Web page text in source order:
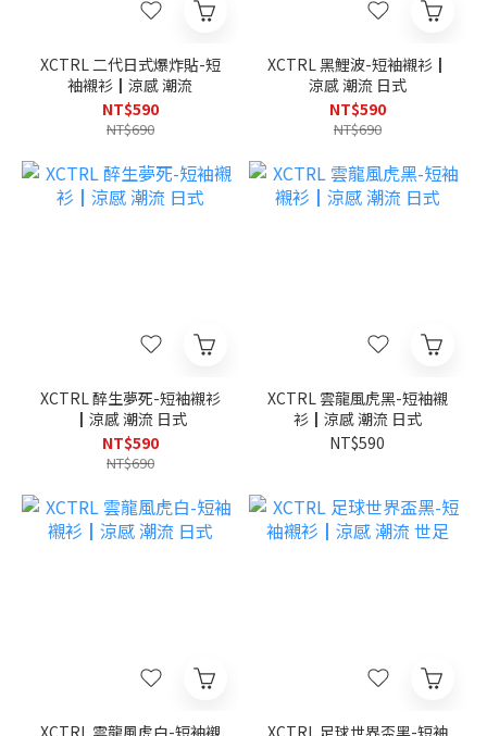
XCTRL 二代日式爆炸貼-短
袖襯衫┃涼感 潮流
NT$590
NT$690
XCTRL 黑鯉波-短袖襯衫┃
涼感 潮流 日式
NT$590
NT$690
XCTRL 醉生夢死-短袖襯衫
┃涼感 潮流 日式
NT$590
NT$690
XCTRL 雲龍風虎黑-短袖襯
衫┃涼感 潮流 日式
NT$590